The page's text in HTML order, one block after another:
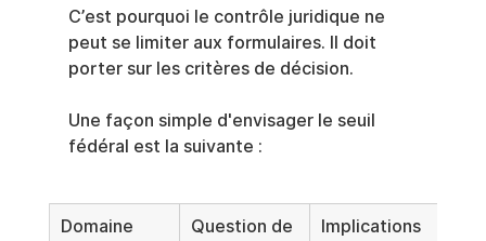
C’est pourquoi le contrôle juridique ne
peut se limiter aux formulaires. Il doit
porter sur les critères de décision.
Une façon simple d'envisager le seuil
fédéral est la suivante :
Domaine
Question de
Implications